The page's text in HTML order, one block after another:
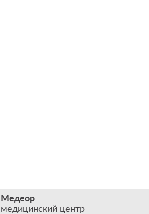
Медеор
медицинский центр